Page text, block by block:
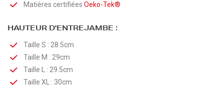
Matières certifiées Oeko-Tek®
HAUTEUR D'ENTREJAMBE :
Taille S : 28.5cm
Taille M : 29cm
Taille L : 29.5cm
Taille XL : 30cm